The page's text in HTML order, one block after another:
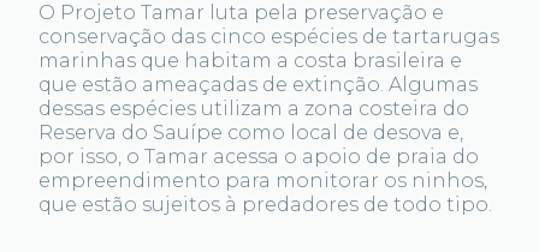
O Projeto Tamar luta pela preservação e
conservação das cinco espécies de tartarugas
marinhas que habitam a costa brasileira e
que estão ameaçadas de extinção. Algumas
dessas espécies utilizam a zona costeira do
Reserva do Sauípe como local de desova e,
por isso, o Tamar acessa o apoio de praia do
empreendimento para monitorar os ninhos,
que estão sujeitos à predadores de todo tipo.